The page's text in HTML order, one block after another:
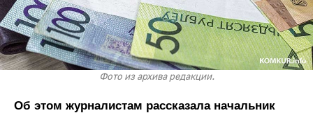
Фото из архива редакции.
Об этом журналистам рассказала начальник